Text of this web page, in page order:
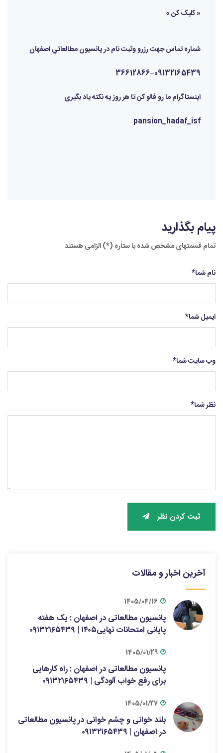
« کلیک کن »
شماره تماس جهت رزرو و‌ثبت نام در پانسیون مطالعاتي اصفهان
09132165439–36612866
اینستاگرام ما رو فالو کن تا هر روز یه نکته یاد بگیری
pansion_hadaf_isf
پیام بگذارید
تمام قسمتهای مشخص شده با ستاره (*) الزامی هستند
نام شما*
ایمیل شما*
وب سایت شما*
نظر شما*
ثبت کردن نظر
آخرین اخبار و مقالات
1405/04/16
پانسیون مطالعاتی در اصفهان : یک هفته
پایانی امتحانات نهایی۱۴۰۵ | ۰۹۱۳۲۱۶۵۴۳۹
1405/01/29
پانسیون مطالعاتی در اصفهان : راه کارهایی
برای رفع خواب آلودگی | ۰۹۱۳۲۱۶۵۴۳۹
1405/01/27
بلند خوانی و چشم خوانی در پانسیون مطالعاتی
در اصفهان | ۰۹۱۳۲۱۶۵۴۳۹